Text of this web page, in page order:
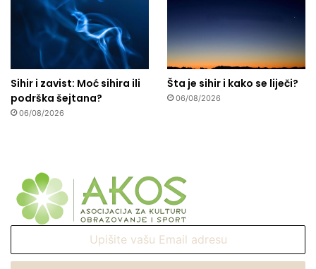
Sihir i zavist: Moć sihira ili
podrška šejtana?
06/08/2026
Šta je sihir i kako se liječi?
06/08/2026
Email